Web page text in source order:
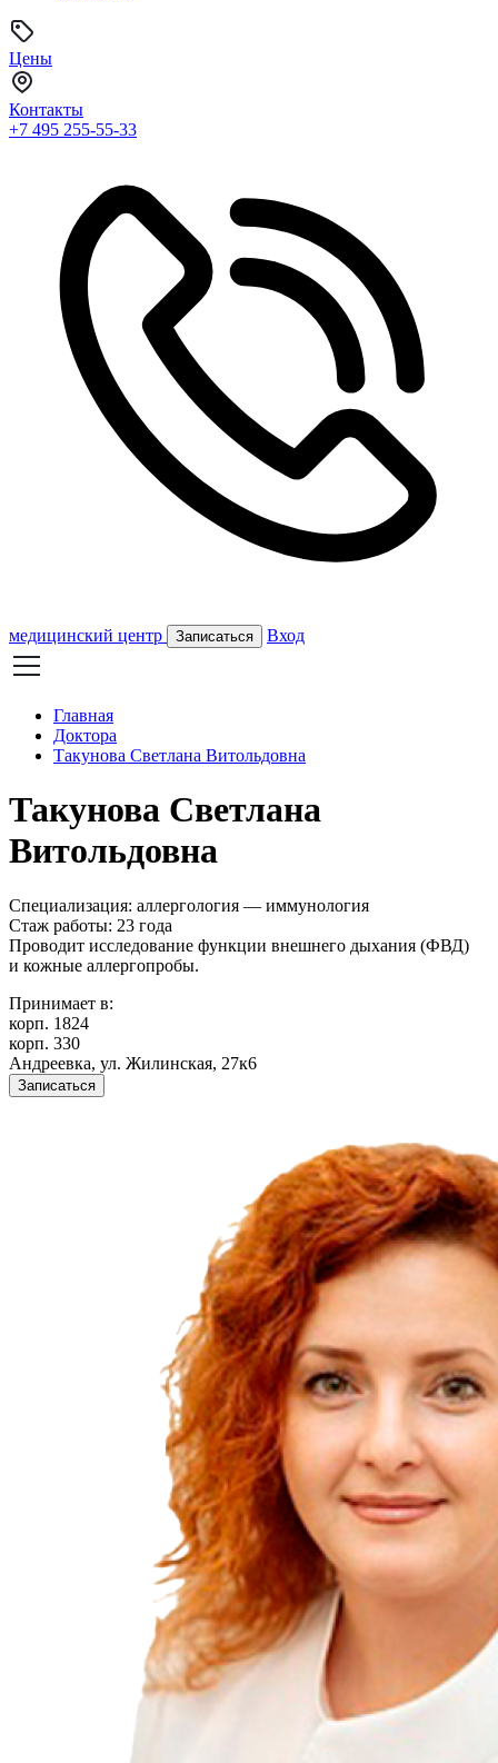
Цены
Контакты
+7 495 255-55-33
медицинский центр Записаться Вход
Главная
Доктора
Такунова Светлана Витольдовна
Такунова Светлана
Витольдовна
Специализация: аллергология — иммунология
Стаж работы: 23 года
Проводит исследование функции внешнего дыхания (ФВД)
и кожные аллергопробы.
Принимает в:
корп. 1824
корп. 330
Андреевка, ул. Жилинская, 27к6
Записаться